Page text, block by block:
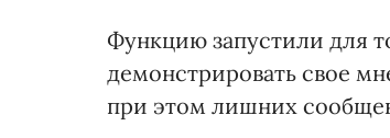
Функцию запустили для
демонстрировать свое
при этом лишних